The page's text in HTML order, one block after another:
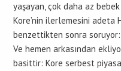
yaşayan, çok daha az
Kore’nin ilerlemesini adeta
benzettikten sonra soruyor:
Ve hemen arkasından
basittir: Kore serbest